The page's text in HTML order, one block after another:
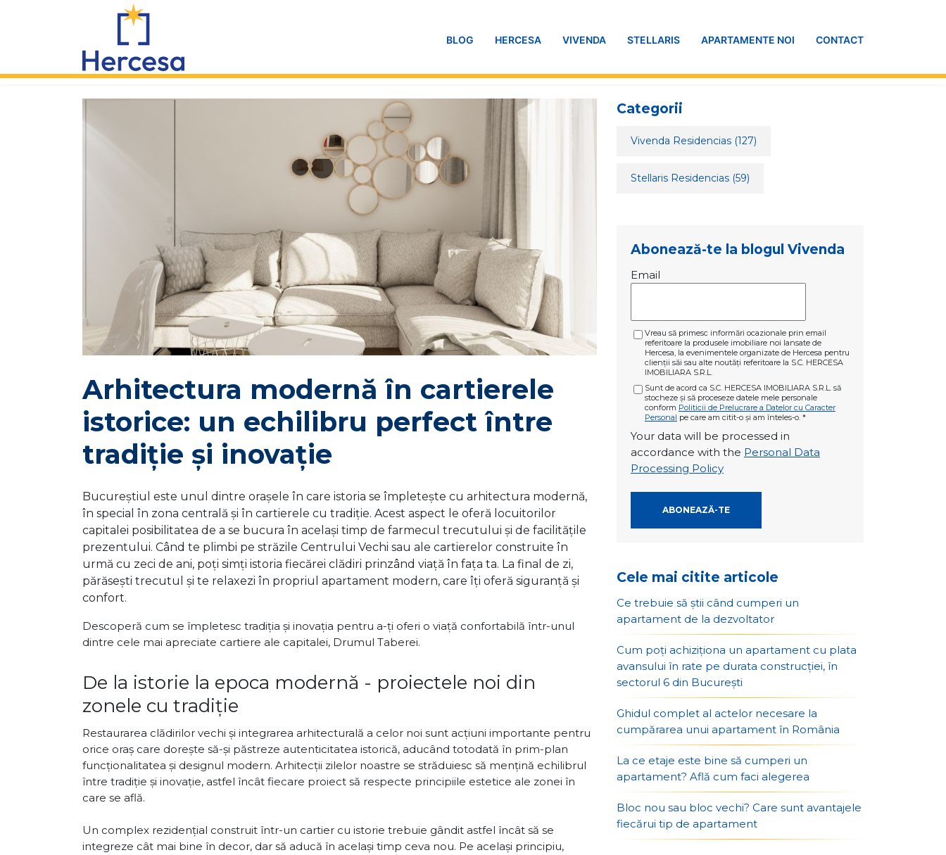
BLOG HERCESA VIVENDA STELLARIS APARTAMENTE NOI CONTACT
Arhitectura modernă în cartierele
istorice: un echilibru perfect între
tradiție și inovație
Bucureștiul este unul dintre orașele în care istoria se împletește cu arhitectura modernă,
în special în zona centrală și în cartierele cu tradiție. Acest aspect le oferă locuitorilor
capitalei posibilitatea de a se bucura în același timp de farmecul trecutului și de facilitățile
prezentului. Când te plimbi pe străzile Centrului Vechi sau ale cartierelor construite în
urmă cu zeci de ani, poți simți istoria fiecărei clădiri prinzând viață în fața ta. La final de zi,
părăsești trecutul și te relaxezi în propriul apartament modern, care îți oferă siguranță și
confort.
Descoperă cum se împletesc tradiția și inovația pentru a-ți oferi o viață confortabilă într-unul
dintre cele mai apreciate cartiere ale capitalei, Drumul Taberei.
De la istorie la epoca modernă - proiectele noi din
zonele cu tradiție
Restaurarea clădirilor vechi și integrarea arhitecturală a celor noi sunt acțiuni importante pentru
orice oraș care dorește să-și păstreze autenticitatea istorică, aducând totodată în prim-plan
funcționalitatea și designul modern. Arhitecții zilelor noastre se străduiesc să mențină echilibrul
între tradiție și inovație, astfel încât fiecare proiect să respecte principiile estetice ale zonei în
care se află.
Un complex rezidențial construit într-un cartier cu istorie trebuie gândit astfel încât să se
integreze cât mai bine în decor, dar să aducă în același timp ceva nou. Pe același principiu,
Categorii
Vivenda Residencias (127)
Stellaris Residencias (59)
Abonează-te la blogul Vivenda
Email
Vreau să primesc informări ocazionale prin email
referitoare la produsele imobiliare noi lansate de
Hercesa, la evenimentele organizate de Hercesa pentru
clienții săi sau alte noutăți referitoare la S.C. HERCESA
IMOBILIARA S.R.L.
Sunt de acord ca S.C. HERCESA IMOBILIARA S.R.L. să
stocheze și să proceseze datele mele personale
conform Politicii de Prelucrare a Datelor cu Caracter
Personal pe care am citit-o și am înteles-o. *
Your data will be processed in
accordance with the Personal Data
Processing Policy
Cele mai citite articole
Ce trebuie să știi când cumperi un
apartament de la dezvoltator
Cum poți achiziționa un apartament cu plata
avansului în rate pe durata construcției, în
sectorul 6 din București
Ghidul complet al actelor necesare la
cumpărarea unui apartament în România
La ce etaje este bine să cumperi un
apartament? Află cum faci alegerea
Bloc nou sau bloc vechi? Care sunt avantajele
fiecărui tip de apartament